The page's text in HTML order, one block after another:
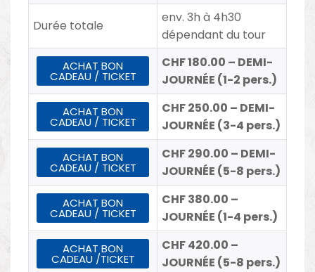
Durée totale
env. 3h à 4h30
dépendant du tour
ACHAT BON
CADEAU / TICKET
CHF 180.00 – DEMI-
JOURNÉE (1-2 pers.)
ACHAT BON
CADEAU / TICKET
CHF 250.00 – DEMI-
JOURNÉE (3-4 pers.)
ACHAT BON
CADEAU / TICKET
CHF 290.00 – DEMI-
JOURNÉE (5-8 pers.)
ACHAT BON
CADEAU / TICKET
CHF 380.00 –
JOURNÉE (1-4 pers.)
ACHAT BON
CADEAU /TICKET
CHF 420.00 –
JOURNÉE (5-8 pers.)